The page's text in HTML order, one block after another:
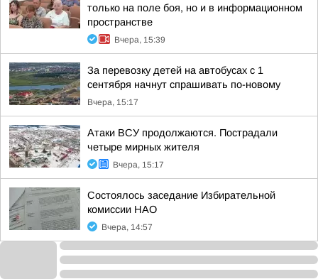
только на поле боя, но и в информационном
пространстве
Вчера, 15:39
За перевозку детей на автобусах с 1
сентября начнут спрашивать по-новому
Вчера, 15:17
Атаки ВСУ продолжаются. Пострадали
четыре мирных жителя
Вчера, 15:17
Состоялось заседание Избирательной
комиссии НАО
Вчера, 14:57